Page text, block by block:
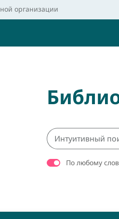
организации
По любому